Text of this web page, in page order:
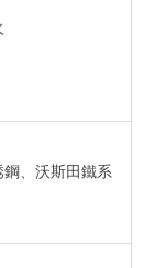
、沃斯田鐵系